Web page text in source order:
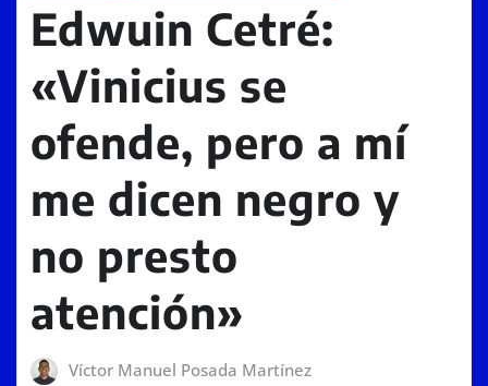
Edwuin Cetré:
«Vinicius se
ofende, pero a mí
me dicen negro y
no presto
atención»
Víctor Manuel Posada Martínez